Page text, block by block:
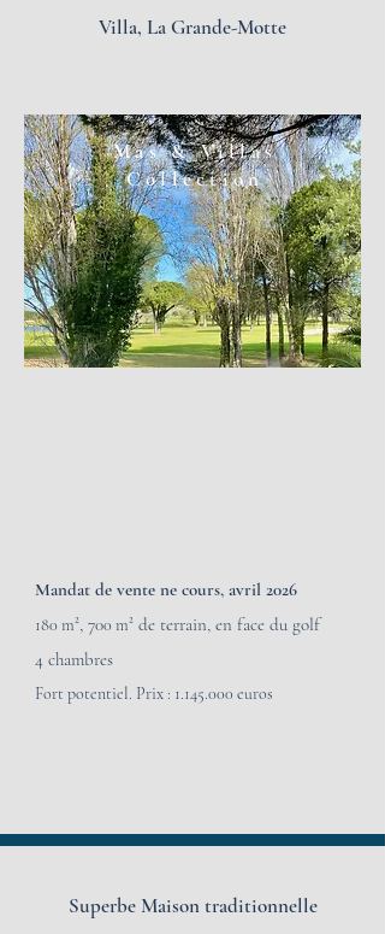
Villa, La Grande-Motte
Mas & Villas
Collection
Mandat de vente ne cours, avril 2026
180 m², 700 m² de terrain, en face du golf
4 chambres
Fort potentiel. Prix : 1.145.000 euros
Superbe Maisontraditionnelle